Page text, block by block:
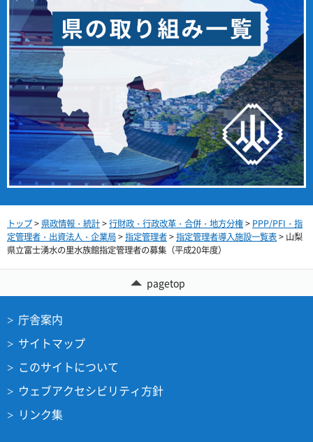
トップ> 県政情報・統計>行財政・行政改革・合併・地方分権> PPP/PFI・指
定管理者・出資法人・企業局>指定管理者>指定管理者導入施設一覧表> 山梨
県立富士湧水の里水族館指定管理者の募集（平成20年度）
pagetop
庁舎案内
サイトマップ
このサイトについて
ウェブアクセシビリティ方針
リンク集